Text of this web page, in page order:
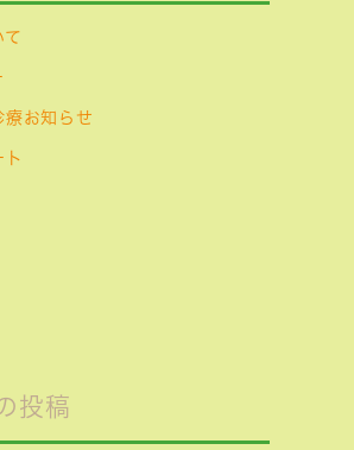
て
療お知らせ
ト
投稿